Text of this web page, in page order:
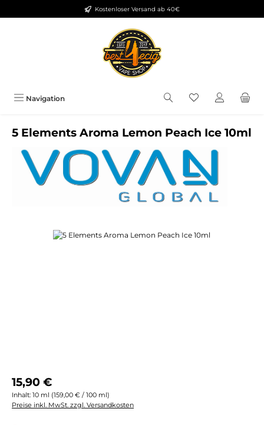
Zum Hauptinhalt springenKostenloser Versand ab 40€
Navigation Du hast 0
5 Elements Aroma Lemon Peach Ice 10ml
Bildergalerie überspringen
Regulärer Preis:
15,90 €
Inhalt: 10 ml (159,00 € / 100 ml)
Preise inkl. MwSt. zzgl. Versandkosten